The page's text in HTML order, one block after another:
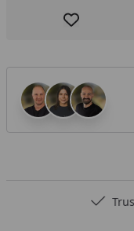
Produkt